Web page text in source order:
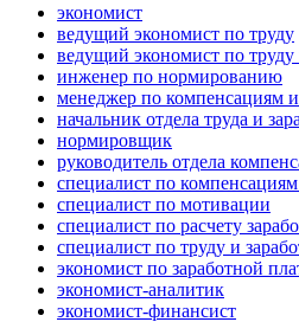
экономист
ведущий экономист по труду
ведущий экономист по труду
инженер по нормированию
менеджер по компенсациям
начальник отдела труда и
нормировщик
руководитель отдела
специалист по
специалист по мотивации
специалист по расчету
специалист по труду и
экономист по заработной
экономист-аналитик
экономист-финансист